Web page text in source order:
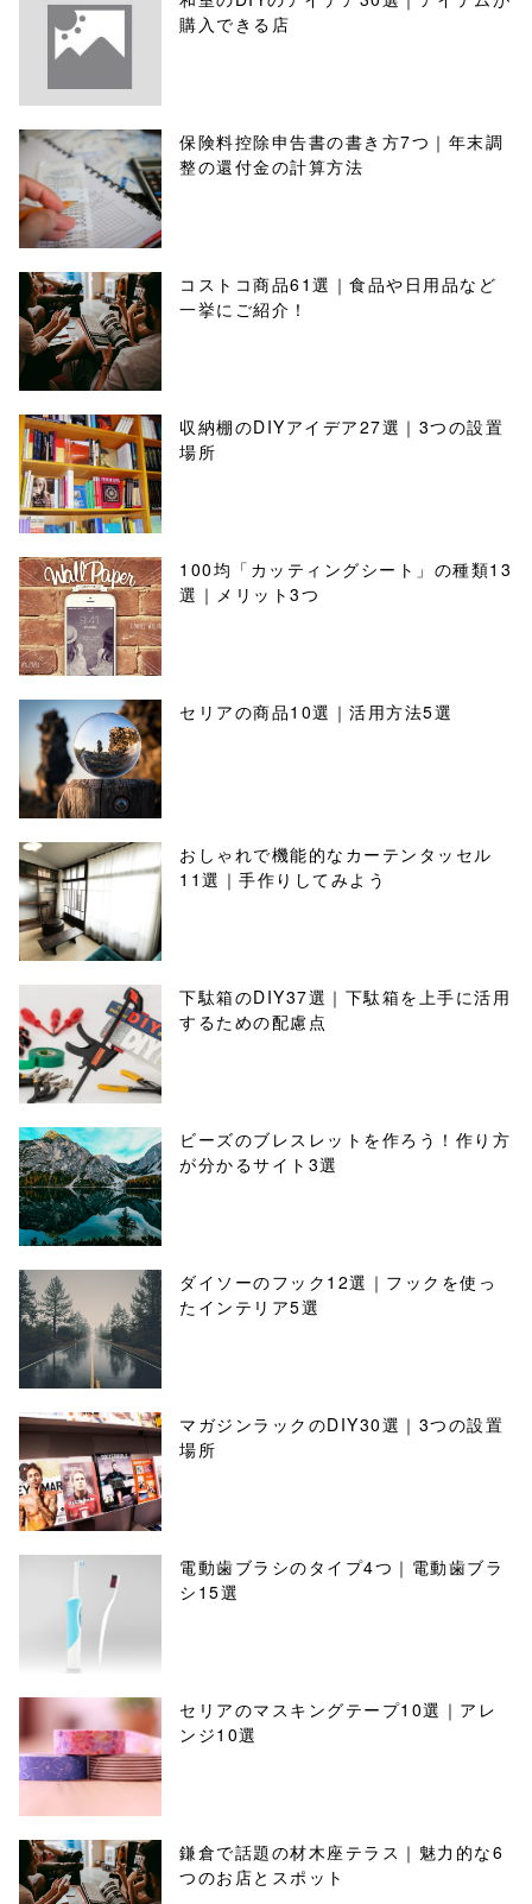
購入できる店
保険料控除申告書の書き方7つ｜年末調
整の還付金の計算方法
コストコ商品61選｜食品や日用品など
一挙にご紹介！
収納棚のDIYアイデア27選｜3つの設置
場所
100均「カッティングシート」の種類13
選｜メリット3つ
セリアの商品10選｜活用方法5選
おしゃれで機能的なカーテンタッセル
11選｜手作りしてみよう
下駄箱のDIY37選｜下駄箱を上手に活用
するための配慮点
ビーズのブレスレットを作ろう！作り方
が分かるサイト3選
ダイソーのフック12選｜フックを使っ
たインテリア5選
マガジンラックのDIY30選｜3つの設置
場所
電動歯ブラシのタイプ4つ｜電動歯ブラ
シ15選
セリアのマスキングテープ10選｜アレ
ンジ10選
鎌倉で話題の材木座テラス｜魅力的な6
つのお店とスポット